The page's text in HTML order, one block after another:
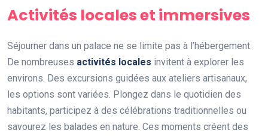
Activités locales et immersives
Séjourner dans un palace ne se limite pas à l’hébergement.
De nombreuses activités locales invitent à explorer les
environs. Des excursions guidées aux ateliers artisanaux,
les options sont variées. Plongez dans le quotidien des
habitants, participez à des célébrations traditionnelles ou
savourez les balades en nature. Ces moments créent des